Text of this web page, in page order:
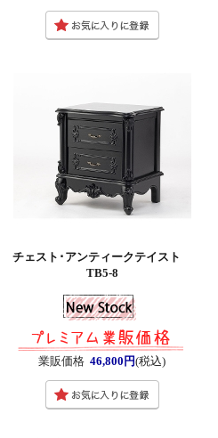
チェスト･アンティークテイスト
TB5-8
業販価格 46,800円(税込)